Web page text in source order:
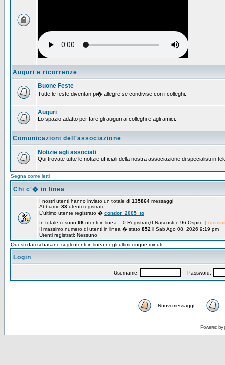
Auguri e ricorrenze
Buone Feste
Tutte le feste diventan pi� allegre se condivise con i colleghi.
Auguri
Lo spazio adatto per fare gli auguri ai colleghi e agli amici.
Comunicazioni dell'associazione
Notizie agli associati
Qui trovate tutte le notizie ufficiali della nostra associazione di specialisti in
Segna come letti
Chi c'� in linea
I nostri utenti hanno inviato un totale di 135864 messaggi
Abbiamo 83 utenti registrati
L'ultimo utente registrato � condor_2005_to
In totale ci sono 96 utenti in linea :: 0 Registrati,0 Nascosti e 96 Ospiti [
Il massimo numero di utenti in linea � stato 852 il Sab Ago 08, 2026 9:19 pm
Utenti registrati: Nessuno
Questi dati si basano sugli utenti in linea negli ultimi cinque minuti
Login
Username: Password:
Nuovi messaggi
Powered by